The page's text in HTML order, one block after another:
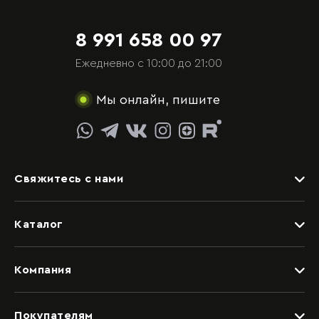
8 991 658 00 97
Ежедневно с 10:00 до 21:00
Мы онлайн, пишите
Каталог
Детские
Спальни
Гостиные
Компания
Дизайнерам
Покупателям
Свяжитесь с нами
Задать вопрос
Видеоконсультация со специалистом
Обращение в отдел качества
Написать руководству